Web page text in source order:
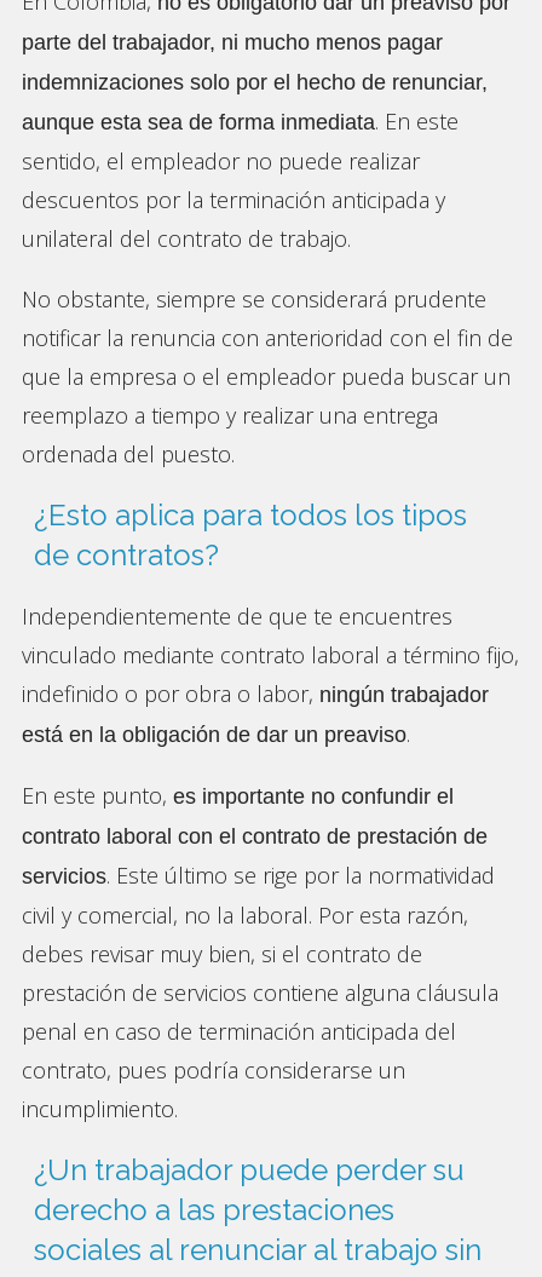
parte del trabajador, ni mucho menos pagar
indemnizaciones solo por el hecho de renunciar,
aunque esta sea de forma inmediata. En este
sentido, el empleador no puede realizar
descuentos por la terminación anticipada y
unilateral del contrato de trabajo.
No obstante, siempre se considerará prudente
notificar la renuncia con anterioridad con el fin de
que la empresa o el empleador pueda buscar un
reemplazo a tiempo y realizar una entrega
ordenada del puesto.
¿Esto aplica para todos los tipos
de contratos?
Independientemente de que te encuentres
vinculado mediante contrato laboral a término fijo,
indefinido o por obra o labor, ningún trabajador
está en la obligación de dar un preaviso.
En este punto, es importante no confundir el
contrato laboral con el contrato de prestación de
servicios. Este último se rige por la normatividad
civil y comercial, no la laboral. Por esta razón,
debes revisar muy bien, si el contrato de
prestación de servicios contiene alguna cláusula
penal en caso de terminación anticipada del
contrato, pues podría considerarse un
incumplimiento.
¿Un trabajador puede perder su
derecho a las prestaciones
sociales al renunciar al trabajo sin